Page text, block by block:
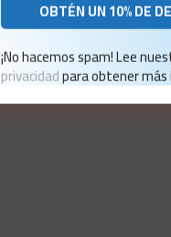
¡No hacemos spam! Lee
privacidadpara obtener